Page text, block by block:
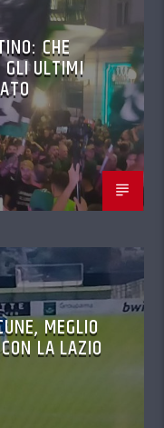
CHE
ULTIMI
MEGLIO
LA LAZIO